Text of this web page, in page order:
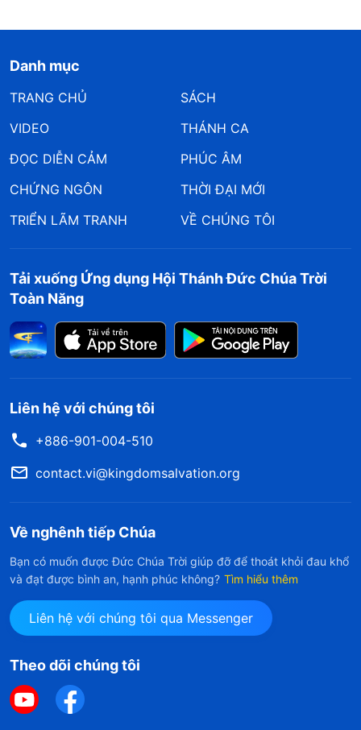
Danh mục
TRANG CHỦ
SÁCH
VIDEO
THÁNH CA
ĐỌC DIỄN CẢM
PHÚC ÂM
CHỨNG NGÔN
THỜI ĐẠI MỚI
TRIỂN LÃM TRANH
VỀ CHÚNG TÔI
Tải xuống Ứng dụng Hội Thánh Đức Chúa Trời
Toàn Năng
Liên hệ với chúng tôi
+886-901-004-510
contact.vi@kingdomsalvation.org
Về nghênh tiếp Chúa
Bạn có muốn được Đức Chúa Trời giúp đỡ để thoát khỏi đau khổ
và đạt được bình an, hạnh phúc không? Tìm hiểu thêm
Liên hệ với chúng tôi qua Messenger
Theo dõi chúng tôi